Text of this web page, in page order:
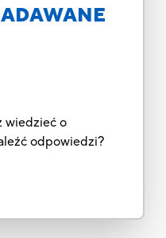
wiedzieć o
odpowiedzi?